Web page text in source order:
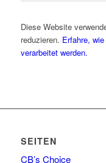
Diese Website
reduzieren. Erfahre,
verarbeitet werden.
SEITEN
CB’s Choice